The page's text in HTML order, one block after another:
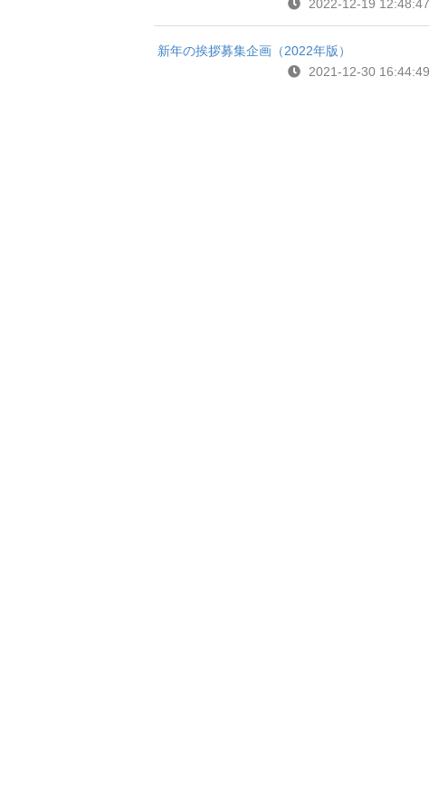
2022-12-19 12:48:47
新年の挨拶募集企画（2022年版）
2021-12-30 16:44:49